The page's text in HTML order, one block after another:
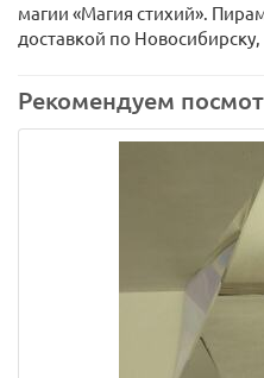
магии «Магия стихий».
доставкой по
Рекомендуем